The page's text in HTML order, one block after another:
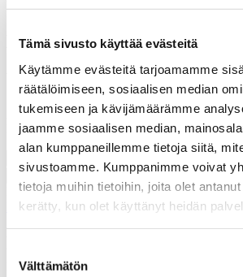
Tämä sivusto käyttää evästeitä
Käytämme evästeitä tarjoamamme
räätälöimiseen, sosiaalisen median
tukemiseen ja kävijämäärämme
jaamme sosiaalisen median,
alan kumppaneillemme tietoja siitä,
sivustoamme. Kumppanimme voivat
tietoja muihin tietoihin, joita olet
kerätty, kun olet käyttänyt heidän
valinta
Välttämätön
Epäonnistui
Varaa kartoituskäynti
Autamme sinua laskemaan tulevat säästösi,
lämpöpumpulla.
Hyväksyn, että Thermia rekisteröi
Lue lisää siitä, kuinka Thermia käsittelee
mahdollisimman pian.